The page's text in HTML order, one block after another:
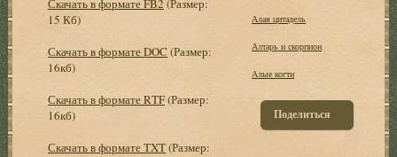
Скачать в формате FB2 (Размер:
15 Кб)
Скачать в формате DOC (Размер:
16кб)
Скачать в формате RTF(Размер:
16кб)
Скачать в формате TXT(Размер:
Алая цитадель
Алтарь и скорпион
Алые когти
Поделиться